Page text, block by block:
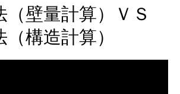
（壁量計算）ＶＳ
構造計算）